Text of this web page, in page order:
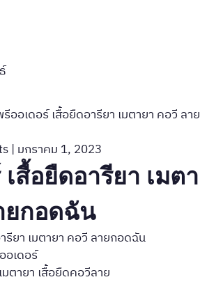
ออเดอร์ เสื้อยืดอารียา เมตายา คอวี ลาย
| มกราคม 1, 2023
สื้อยืดอารียา เมตา
ยกอดฉัน
เดอร์
ตายา เสื้อยืดคอวีลาย